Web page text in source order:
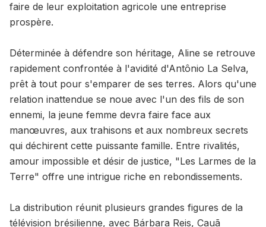
faire de leur exploitation agricole une entreprise
prospère.
Déterminée à défendre son héritage, Aline se retrouve
rapidement confrontée à l'avidité d'Antônio La Selva,
prêt à tout pour s'emparer de ses terres. Alors qu'une
relation inattendue se noue avec l'un des fils de son
ennemi, la jeune femme devra faire face aux
manœuvres, aux trahisons et aux nombreux secrets
qui déchirent cette puissante famille. Entre rivalités,
amour impossible et désir de justice, "Les Larmes de la
Terre" offre une intrigue riche en rebondissements.
La distribution réunit plusieurs grandes figures de la
télévision brésilienne, avec Bárbara Reis, Cauã